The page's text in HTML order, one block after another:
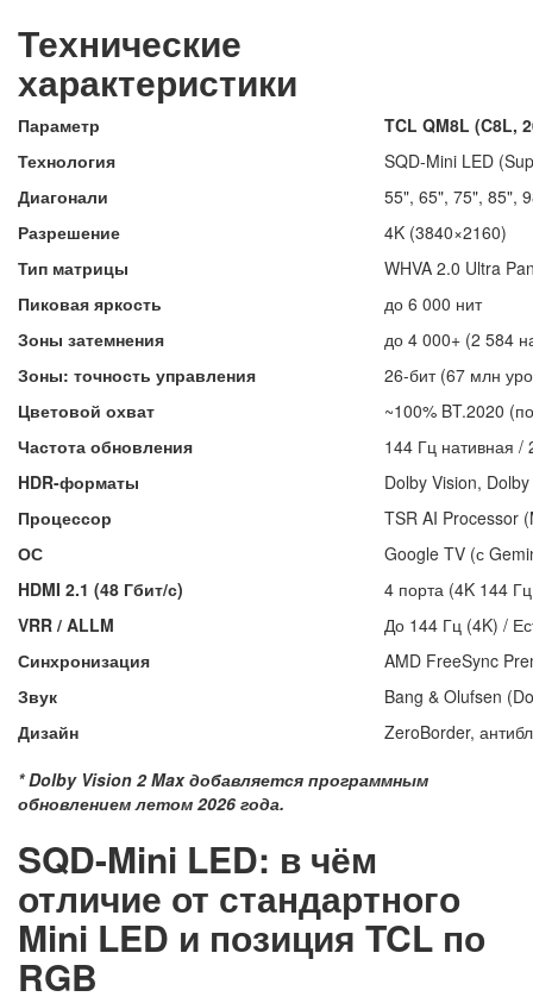
Технические
характеристики
Параметр
TCL QM8L (C8L,
Технология
SQD-Mini LED
Диагонали
55", 65", 75", 85",
Разрешение
4K (3840×2160)
Тип матрицы
WHVA 2.0 Ultra
Пиковая яркость
до 6 000 нит
Зоны затемнения
до 4 000+ (2 584
Зоны: точность управления
26-бит (67 млн
Цветовой охват
~100% BT.2020
Частота обновления
144 Гц нативная
HDR-форматы
Dolby Vision,
Процессор
TSR AI Processor
ОС
Google TV (с
HDMI 2.1 (48 Гбит/с)
4 порта (4K 144
VRR / ALLM
До 144 Гц (4K) /
Синхронизация
AMD FreeSync
Звук
Bang & Olufsen
Дизайн
ZeroBorder,
* Dolby Vision 2 Max добавляется программным
обновлением летом 2026 года.
SQD-Mini LED: в чём
отличие от стандартного
Mini LED и позиция TCL по
RGB